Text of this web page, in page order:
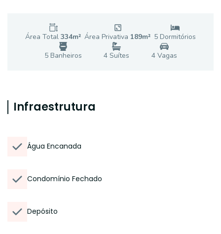
Área Total 334m² Área Privativa 189m² 5 Dormitórios
5Banheiros 4 Suítes 4Vagas
Infraestrutura
Água Encanada
Condomínio Fechado
Depósito